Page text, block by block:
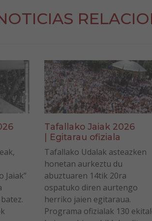
Jaiak”
Tafallako Jaiak 2026
| Egitarau ofiziala
Tafallako Udalak asteazken
honetan aurkeztu du
abuztuaren 14tik 20ra
ospatuko diren aurtengo
herriko jaien egitaraua.
Programa ofizialak 130